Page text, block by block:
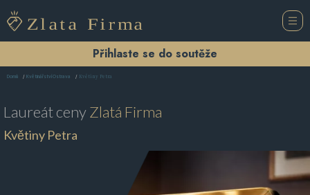
Přihlaste se do soutěže
Domů Květinářství Ostrava Květiny Petra
Laureát cenyZlatá Firma
Květiny Petra